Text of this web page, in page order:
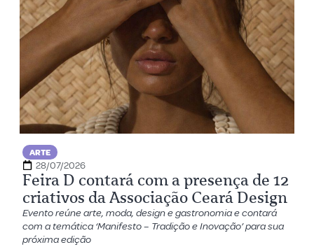
ARTE
28/07/2026
Feira D contará com a presença de 12
criativos da Associação Ceará Design
Evento reúne arte, moda, design e gastronomia e contará
com a temática ‘Manifesto – Tradição e Inovação’ para sua
próxima edição